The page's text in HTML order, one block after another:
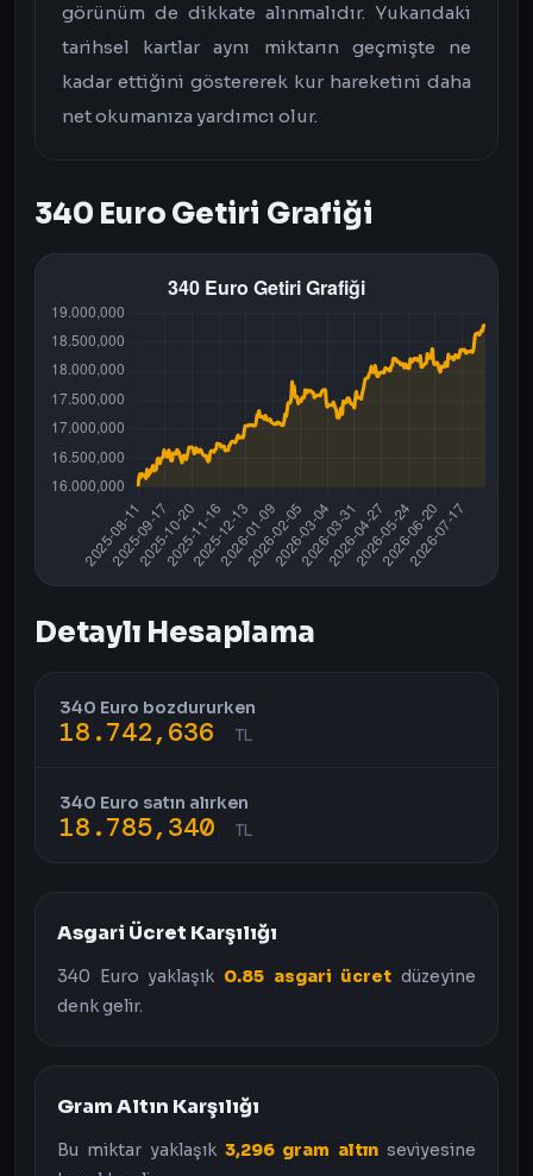
görünüm de dikkate alınmalıdır. Yukarıdaki
tarihsel kartlar aynı miktarın geçmişte ne
kadar ettiğini göstererek kur hareketini daha
net okumanıza yardımcı olur.
340 Euro Getiri Grafiği
Detaylı Hesaplama
340 Euro bozdururken
18.742,636 TL
340 Euro satın alırken
18.785,340 TL
Asgari Ücret Karşılığı
340 Euro yaklaşık 0.85 asgari ücret düzeyine
denk gelir.
Gram Altın Karşılığı
Bu miktar yaklaşık 3,296 gram altın seviyesine